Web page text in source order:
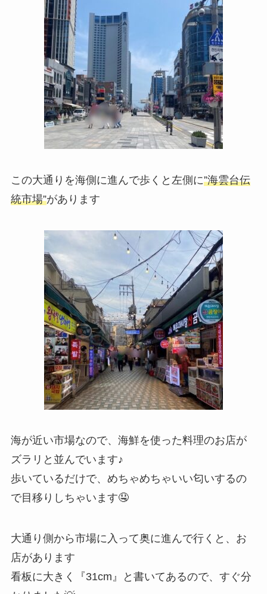
この大通りを海側に進んで歩くと左側に”海雲台伝
統市場”があります
海が近い市場なので、海鮮を使った料理のお店が
ズラリと並んでいます♪
歩いているだけで、めちゃめちゃいい匂いするの
で目移りしちゃいます🤤
大通り側から市場に入って奥に進んで行くと、お
店があります
看板に大きく『31cm』と書いてあるので、すぐ分